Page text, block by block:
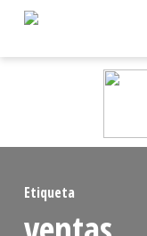
Skip
Etiqueta